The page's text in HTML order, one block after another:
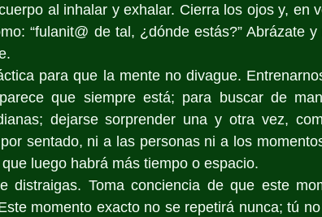
al inhalar y exhalar. Cierra los ojos y, en
“fulanit@ de tal, ¿dónde estás?” Abrázate y
para que la mente no divague.
que siempre está; para buscar de
dejarse sorprender una y otra vez,
sentado, ni a las personas ni a los
luego habrá más tiempo o espacio.
distraigas. Toma conciencia de que este
momento exacto no se repetirá nunca; tú